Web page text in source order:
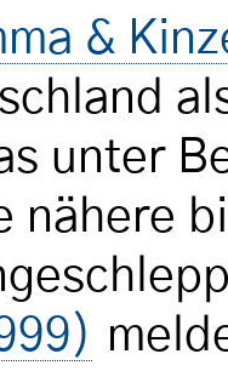
&
unter
nähere